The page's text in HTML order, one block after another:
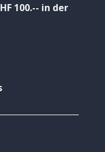
100.-- in der